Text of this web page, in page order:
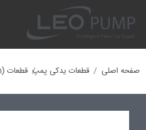
صفحه اصلی قطعات یدکی پمپ قطعات (2AC(m